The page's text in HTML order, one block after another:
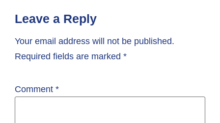
Leave a Reply
Your email address will not be published.
Required fields are marked *
Comment *